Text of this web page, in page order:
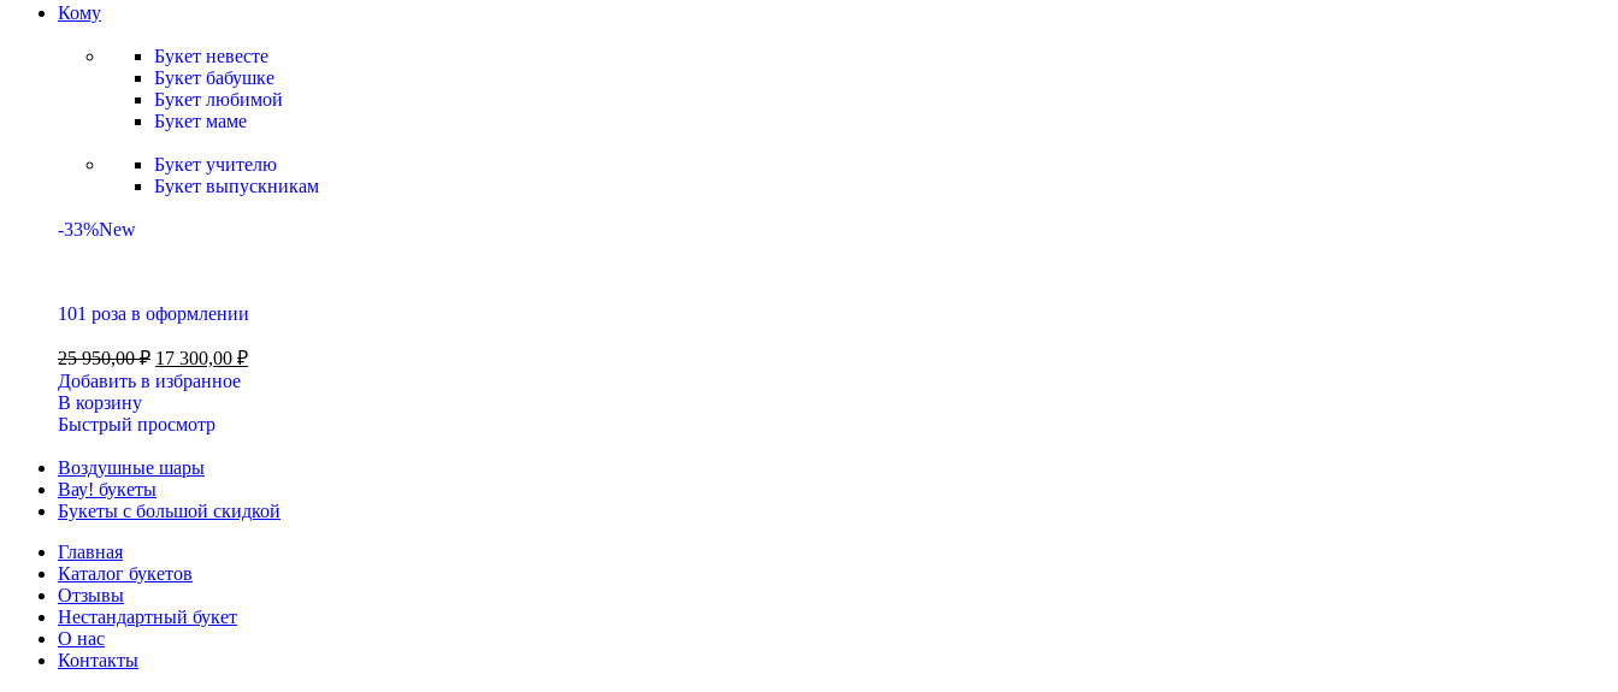
Кому
Букет невесте
Букет бабушке
Букет любимой
Букет маме
Букет учителю
Букет выпускникам
-33%New
101 роза в оформлении
25 950,00₽ 17 300,00 ₽
Добавить в избранное
В корзину
Быстрый просмотр
Воздушные шары
Вау! букеты
Букеты с большой скидкой
Главная
Каталог букетов
Отзывы
Нестандартный букет
О нас
Контакты